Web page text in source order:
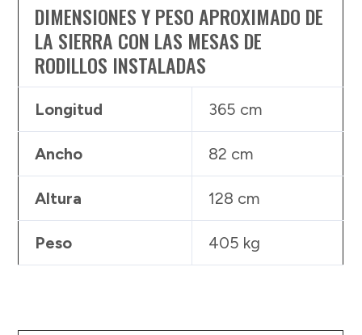
DIMENSIONES Y PESO APROXIMADO DE
LA SIERRA CON LAS MESAS DE
RODILLOS INSTALADAS
Longitud 365 cm
Ancho 82 cm
Altura 128 cm
Peso 405 kg